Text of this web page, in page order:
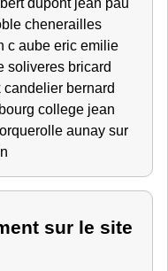
dupont jean pau
chenerailles
c aube eric emilie
soliveres bricard
candelier bernard
college jean
aunay sur
sur le site